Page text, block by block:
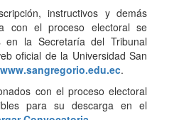
instructivos y demás
con el proceso electoral se
en la Secretaría del Tribunal
oficial de la Universidad San
www.sangregorio.edu.ec.
con el proceso electoral
para su descarga en el